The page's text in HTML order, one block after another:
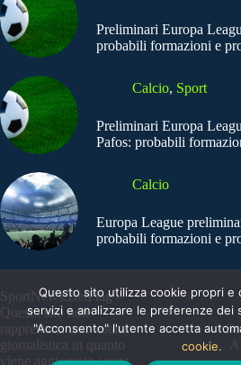
Preliminari Europa
probabili formazioni e
Calcio, Sport
Preliminari Europa
Pafos: probabili
Calcio
Europa League
probabili formazioni e
SportNews.BetFlag -
Questo sito non
rappresenta una testata
giornalistica in quanto
viene aggiornato senza
Questo sito utilizza cookie propri e
servizi e analizzare le preferenze dei
"Acconsento" l'utente accetta
cookie.